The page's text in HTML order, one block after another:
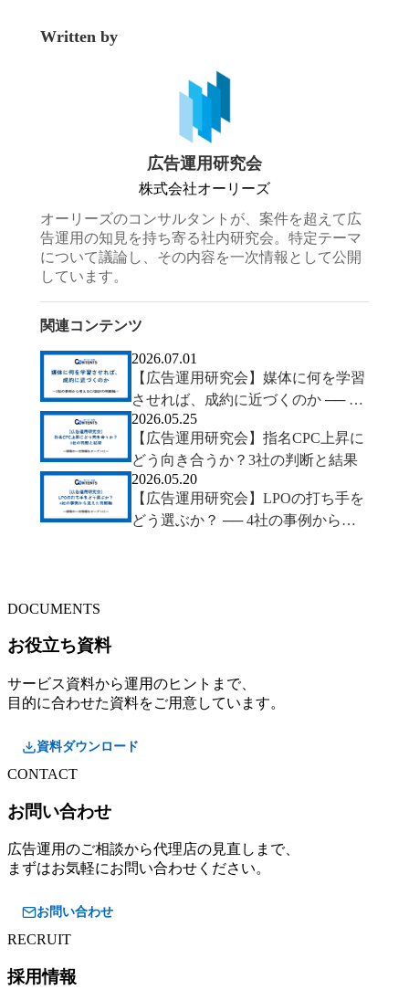
Written by
広告運用研究会
株式会社オーリーズ
オーリーズのコンサルタントが、案件を超えて広
告運用の知見を持ち寄る社内研究会。特定テーマ
について議論し、その内容を一次情報として公開
しています。
関連コンテンツ
2026.07.01
【広告運用研究会】媒体に何を学習
させれば、成約に近づくのか ── 2
社の事例から考えるCV設計の判断
軸
2026.05.25
【広告運用研究会】指名CPC上昇に
どう向き合うか？3社の判断と結果
2026.05.20
【広告運用研究会】LPOの打ち手を
どう選ぶか？ ── 4社の事例から見
DOCUMENTS
お役立ち資料
サービス資料から運用のヒントまで、
目的に合わせた資料をご用意しています。
資料ダウンロード
CONTACT
お問い合わせ
広告運用のご相談から代理店の見直しまで、
まずはお気軽にお問い合わせください。
お問い合わせ
RECRUIT
採用情報